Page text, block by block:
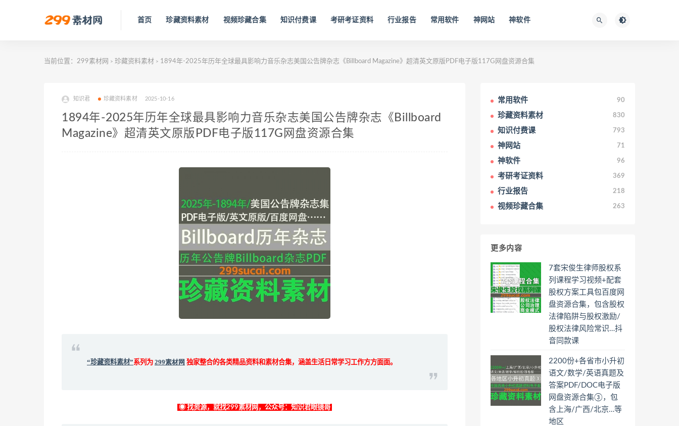
首页 珍藏资料素材 视频珍藏合集 知识付费课 考研考证资料 行业报告 常用软件 神网站 神软件
当前位置： 299素材网 > 珍藏资料素材 > 1894年-2025年历年全球最具影响力音乐杂志美国公告牌杂志《Billboard Magazine》超清英文原版PDF电子版117G网盘资源合集
知识君 珍藏资料素材 2025-10-16
1894年-2025年历年全球最具影响力音乐杂志美国公告牌杂志《Billboard
Magazine》超清英文原版PDF电子版117G网盘资源合集
“珍藏资料素材”系列为 299素材网 独家整合的各类精品资料和素材合集，涵盖生活日常学习工作方方面面。
◉ 找资源，就找299素材网，公众号：知识君眼镜哥
常用软件 90
珍藏资料素材 830
知识付费课 793
神网站 71
神软件 96
考研考证资料 369
行业报告 218
视频珍藏合集 263
更多内容
7套宋俊生律师股权系
列课程学习视频+配套
股权方案工具包百度网
盘资源合集，包含股权
法律陷阱与股权激励/
股权法律风险常识…抖
音同款课
2200份+各省市小升初
语文/数学/英语真题及
答案PDF/DOC电子版
网盘资源合集③，包
含上海/广西/北京…等
地区